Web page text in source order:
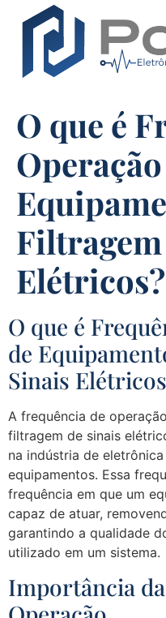
O que é
Elétricos?
O que é
de
Sinais
A frequência de
filtragem de sinais
na indústria de
equipamentos. Essa
frequência em que um
capaz de atuar,
garantindo a qualidade
utilizado em um sistema.
Importância